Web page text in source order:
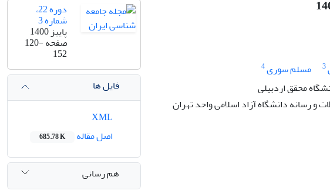
3 مسلم سوری4
محقق اردبیلی
و رسانه دانشگاه آزاد اسلامی واحد تهران
دوره 22،
شماره 3
پاییز 1400
صفحه120-
152
فایل ها
اصل مقاله
685.78 K
هم رسانی